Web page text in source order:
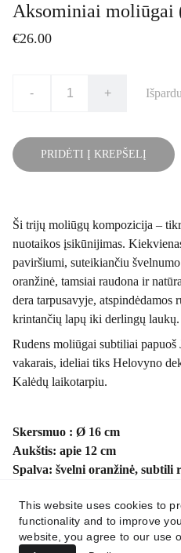
Aksominiai moliūgai
€26.00
- +
PRIDĖTI Į KREPŠELĮ
Ši trijų moliūgų kompozicija –
nuotaikos įsikūnijimas.
paviršiumi, suteikiančiu
oranžinė, tamsiai raudona ir
dera tarpusavyje, atspindėdamos
krintančių lapų iki derlingų laukų.
Rudens moliūgai subtiliai papuoš
vakarais, ideliai tiks Helovyno
Kalėdų laikotarpiu.
Skersmuo : Ø 16 cm
Aukštis: apie 12 cm
Spalva: švelni oranžinė, subtili
Kiekis: 3 vnt
This website uses cookies to
functionality and to improve
website, you agree to our use